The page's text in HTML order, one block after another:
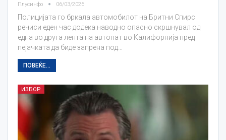
Плусинфо 06/03/2026
Полицијата го бркала автомобилот на Бритни Спирс
речиси еден час додека наводно опасно скршнувал од
една во друга лента на автопат во Калифорнија пред
пејачката да биде запрена под…
ПОВЕЌЕ...
ИЗБОР